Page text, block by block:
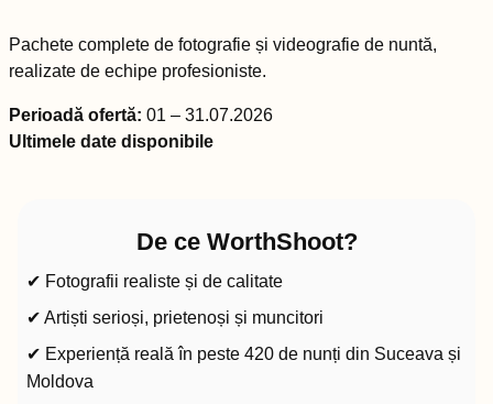
Pachete complete de fotografie și videografie de nuntă,
realizate de echipe profesioniste.
Perioadă ofertă: 01 – 31.07.2026
Ultimele date disponibile
De ce WorthShoot?
✔ Fotografii realiste și de calitate
✔ Artiști serioși, prietenoși și muncitori
✔ Experiență reală în peste 420 de nunți din Suceava și
Moldova